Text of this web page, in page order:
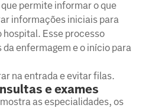
permite informar o que
informações iniciais para
hospital. Esse processo
enfermagem e o início para
na entrada e evitar filas.
e exames
as especialidades, os